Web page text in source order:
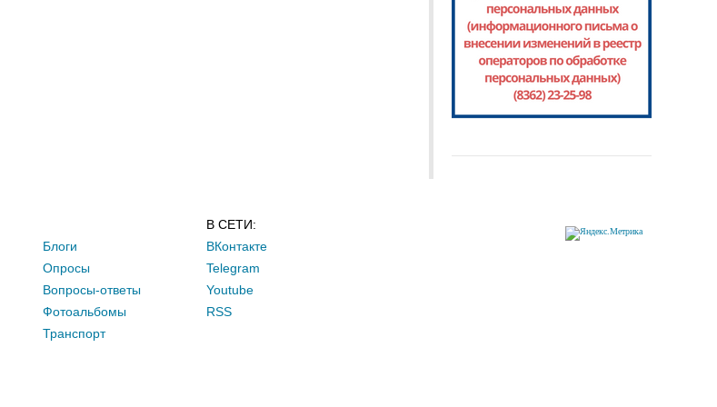
Блоги
Опросы
Вопросы-ответы
Фотоальбомы
Транспорт
В СЕТИ:
ВКонтакте
Telegram
Youtube
RSS